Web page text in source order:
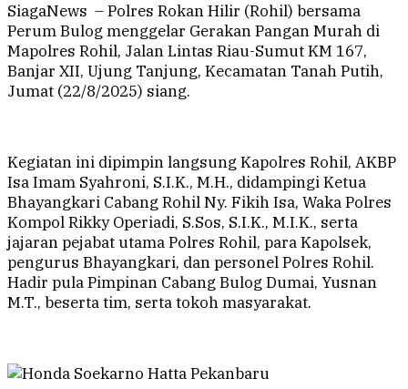
SiagaNews – Polres Rokan Hilir (Rohil) bersama
Perum Bulog menggelar Gerakan Pangan Murah di
Mapolres Rohil, Jalan Lintas Riau-Sumut KM 167,
Banjar XII, Ujung Tanjung, Kecamatan Tanah Putih,
Jumat (22/8/2025) siang.
Kegiatan ini dipimpin langsung Kapolres Rohil, AKBP
Isa Imam Syahroni, S.I.K., M.H., didampingi Ketua
Bhayangkari Cabang Rohil Ny. Fikih Isa, Waka Polres
Kompol Rikky Operiadi, S.Sos, S.I.K., M.I.K., serta
jajaran pejabat utama Polres Rohil, para Kapolsek,
pengurus Bhayangkari, dan personel Polres Rohil.
Hadir pula Pimpinan Cabang Bulog Dumai, Yusnan
M.T., beserta tim, serta tokoh masyarakat.